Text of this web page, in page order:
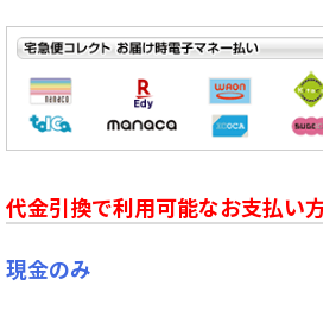
代金引換で利用可能なお支払い
現金のみ